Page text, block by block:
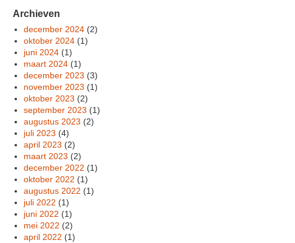
Archieven
december 2024 (2)
oktober 2024 (1)
juni 2024 (1)
maart 2024 (1)
december 2023 (3)
november 2023 (1)
oktober 2023 (2)
september 2023 (1)
augustus 2023 (2)
juli 2023 (4)
april 2023 (2)
maart 2023 (2)
december 2022 (1)
oktober 2022 (1)
augustus 2022 (1)
juli 2022 (1)
juni 2022 (1)
mei 2022 (2)
april 2022 (1)